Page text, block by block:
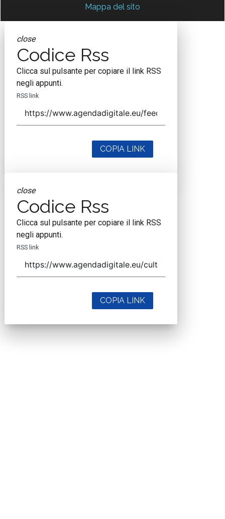
Mappa del sito
close
Codice Rss
Clicca sul pulsante per copiare il link RSS
negli appunti.
RSS link
COPIA LINK
close
Codice Rss
Clicca sul pulsante per copiare il link RSS
negli appunti.
RSS link
COPIA LINK